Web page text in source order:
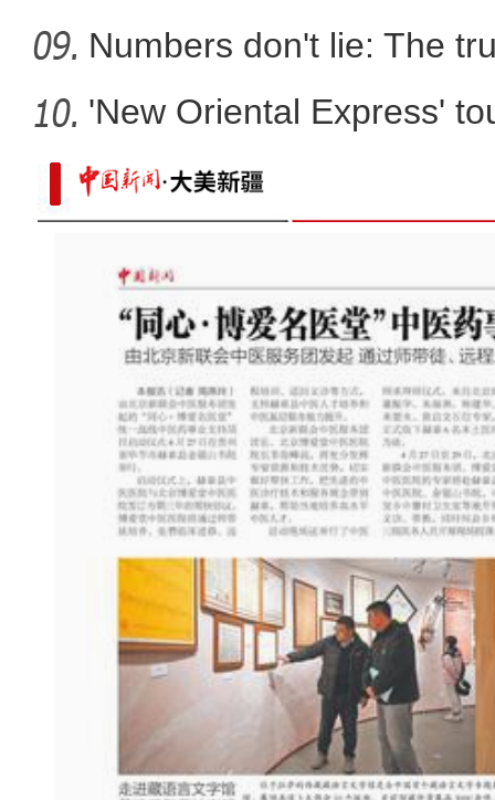
Numbers don't lie: The
'New Oriental Express'